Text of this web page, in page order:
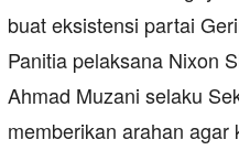
buat eksistensi partai
Panitia pelaksana Nixon
Ahmad Muzani selaku
memberikan arahan